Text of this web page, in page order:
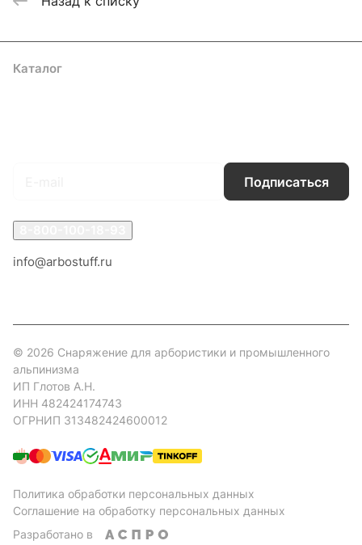
Каталог
Подписаться
info@arbostuff.ru
© 2026 Снаряжение для арбористики и промышленного
альпинизма
ИП Глотов А.Н.
ИНН 482424174743
ОГРНИП 313482424600012
Политика обработки персональных данных
Соглашение на обработку персональных данных
Разработано в